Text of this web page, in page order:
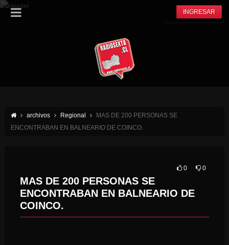
INGRESAR
archivos Regional
MAS DE 200 PERSONAS SE
ENCONTRABAN EN BALNEARIO DE COINCO.
0 0
MAS DE 200 PERSONAS SE
ENCONTRABAN EN BALNEARIO DE
COINCO.